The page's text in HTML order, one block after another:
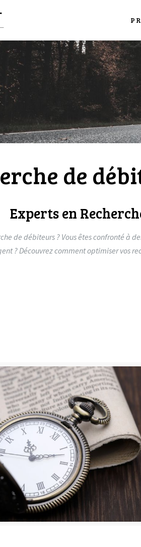
de
Experts en
de débiteurs ? Vous êtes confronté à
? Découvrez comment optimiser vos